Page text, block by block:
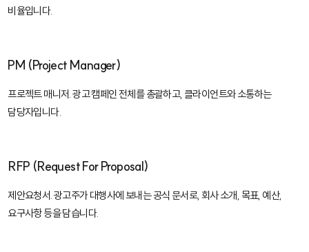
비율입니다.
PM (Project Manager)
프로젝트 매니저. 광고 캠페인 전체를 총괄하고, 클라이언트와 소통하는
담당자입니다.
RFP (Request For Proposal)
제안요청서. 광고주가 대행사에 보내는 공식 문서로, 회사 소개, 목표, 예산,
요구사항 등을 담습니다.